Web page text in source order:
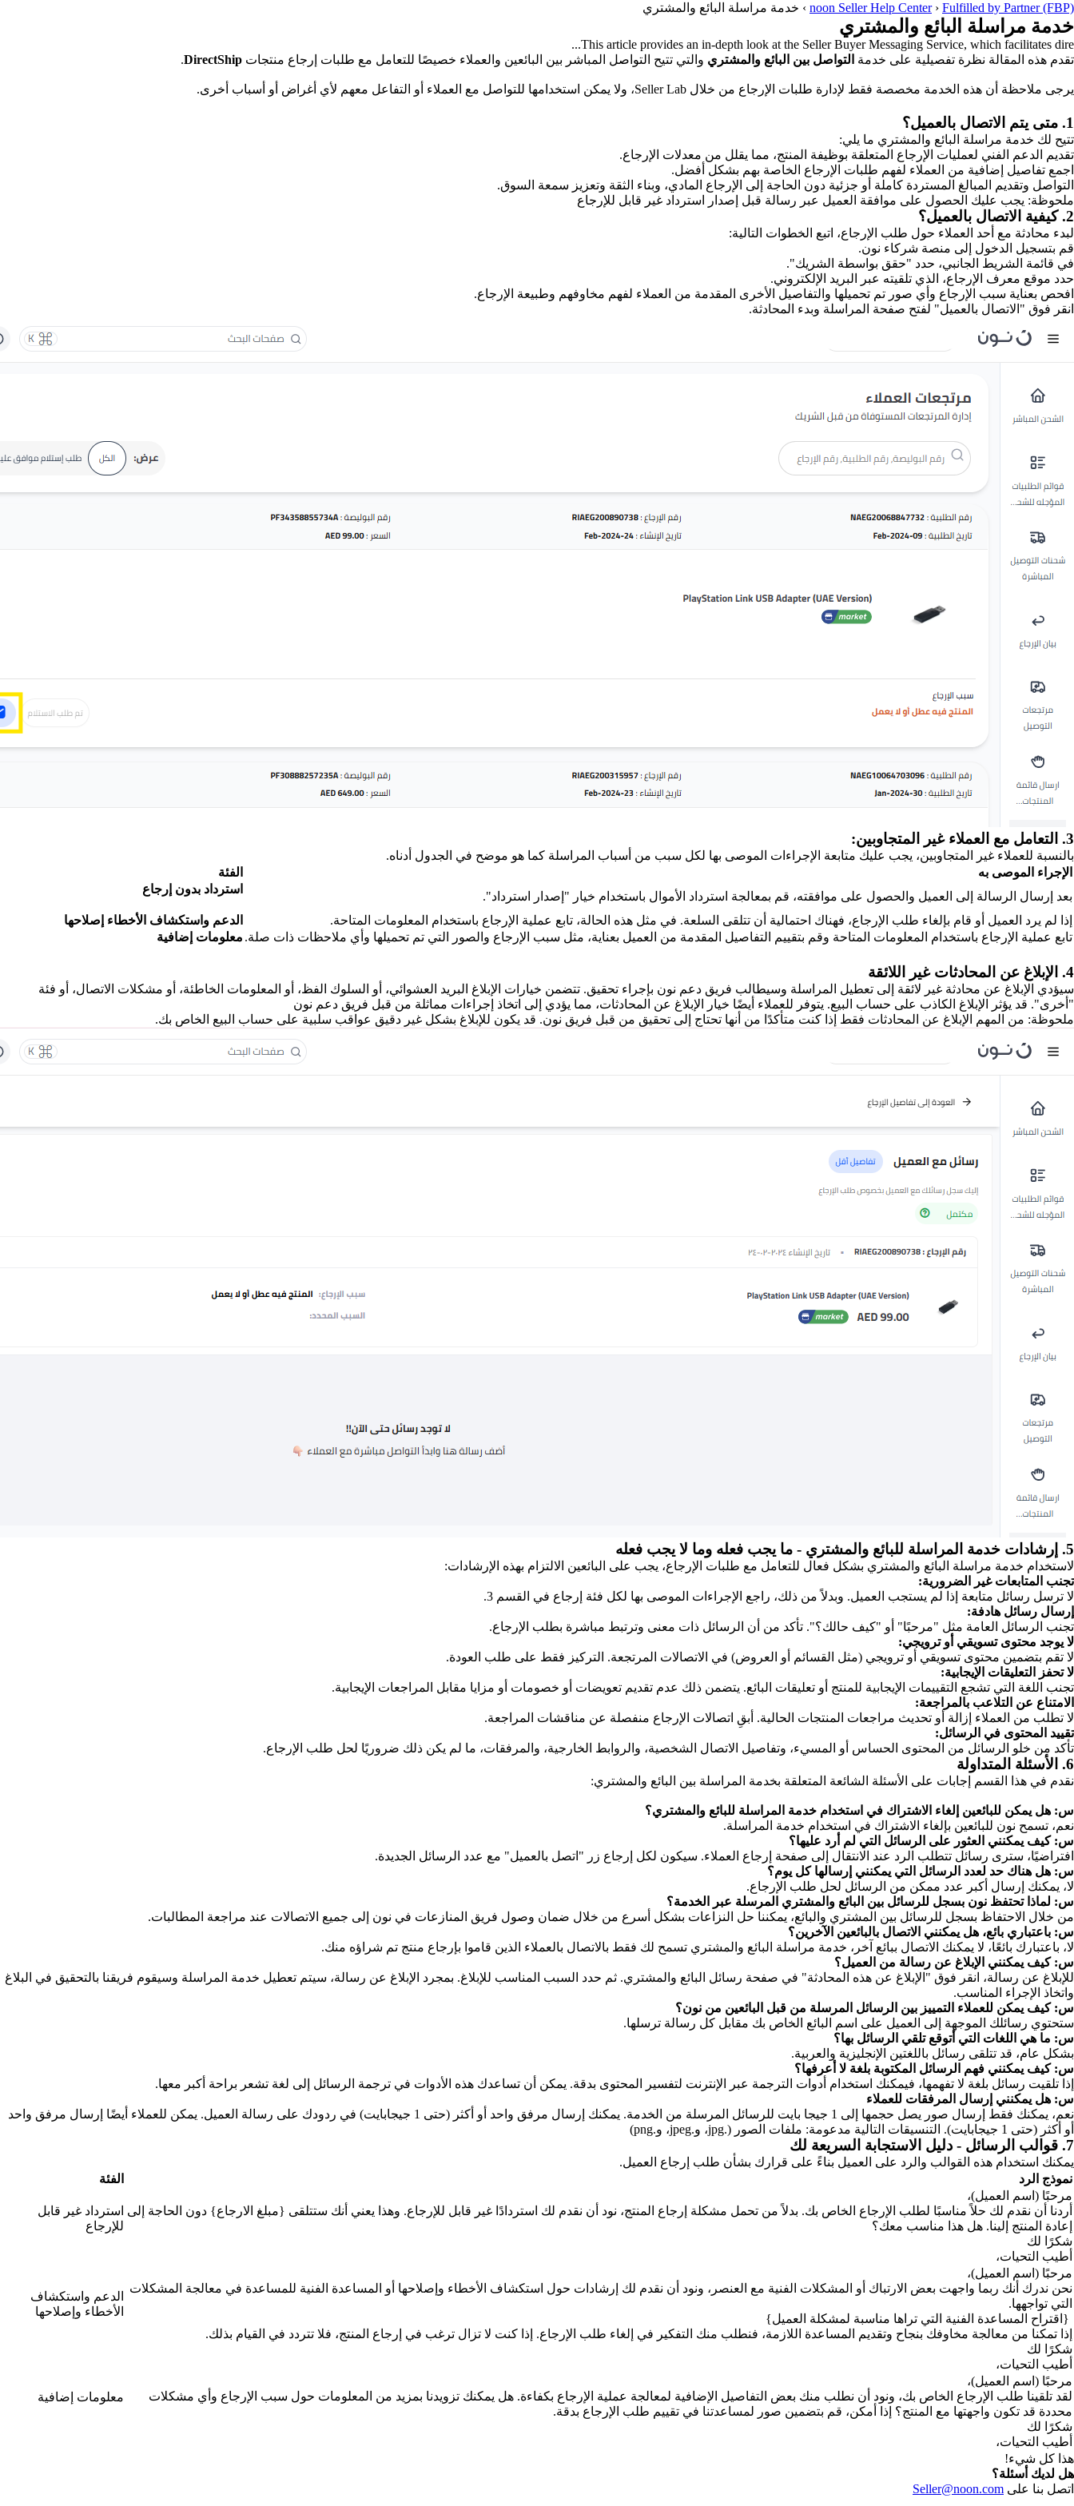
noon Seller Help Center› Fulfilled by Partner (FBP)
› خدمة مراسلة البائع والمشتري
خدمة مراسلة البائع والمشتري
This article provides an in-depth look at the Seller Buyer Messaging Service, which facilitates dire...
تقدم هذه المقالة نظرة تفصيلية على خدمة التواصل بين البائع والمشتري والتي تتيح التواصل المباشر بين البائعين والعملاء خصيصًا للتعامل مع طلبات إرجاع منتجات DirectShip
.
يرجى ملاحظة أن هذه الخدمة مخصصة فقط لإدارة طلبات الإرجاع من خلال Seller Lab، ولا يمكن استخدامها للتواصل مع العملاء أو التفاعل معهم لأي أغراض أو أسباب أخرى.
1. متى يتم الاتصال بالعميل؟
تتيح لك خدمة مراسلة البائع والمشتري ما يلي:
تقديم الدعم الفني لعمليات الإرجاع المتعلقة بوظيفة المنتج، مما يقلل من معدلات الإرجاع.
اجمع تفاصيل إضافية من العملاء لفهم طلبات الإرجاع الخاصة بهم بشكل أفضل.
التواصل وتقديم المبالغ المستردة كاملة أو جزئية دون الحاجة إلى الإرجاع المادي، وبناء الثقة وتعزيز سمعة السوق.
ملحوظة: يجب عليك الحصول على موافقة العميل عبر رسالة قبل إصدار استرداد غير قابل للإرجاع
2. كيفية الاتصال بالعميل؟
لبدء محادثة مع أحد العملاء حول طلب الإرجاع، اتبع الخطوات التالية:
قم بتسجيل الدخول إلى منصة شركاء نون.
في قائمة الشريط الجانبي، حدد "حقق بواسطة الشريك".
حدد موقع معرف الإرجاع، الذي تلقيته عبر البريد الإلكتروني.
افحص بعناية سبب الإرجاع وأي صور تم تحميلها والتفاصيل الأخرى المقدمة من العملاء لفهم مخاوفهم وطبيعة الإرجاع.
انقر فوق "الاتصال بالعميل" لفتح صفحة المراسلة وبدء المحادثة.
3. التعامل مع العملاء غير المتجاوبين:
بالنسبة للعملاء غير المتجاوبين، يجب عليك متابعة الإجراءات الموصى بها لكل سبب من أسباب المراسلة كما هو موضح في الجدول أدناه.
الإجراء الموصى به
الفئة
بعد إرسال الرسالة إلى العميل والحصول على موافقته، قم بمعالجة استرداد الأموال باستخدام خيار "إصدار استرداد".
استرداد بدون إرجاع
إذا لم يرد العميل أو قام بإلغاء طلب الإرجاع، فهناك احتمالية أن تتلقى السلعة. في مثل هذه الحالة، تابع عملية الإرجاع باستخدام المعلومات المتاحة.
الدعم واستكشاف الأخطاء إصلاحها
تابع عملية الإرجاع باستخدام المعلومات المتاحة وقم بتقييم التفاصيل المقدمة من العميل بعناية، مثل سبب الإرجاع والصور التي تم تحميلها وأي ملاحظات ذات صلة. معلومات إضافية
4. الإبلاغ عن المحادثات غير اللائقة
سيؤدي الإبلاغ عن محادثة غير لائقة إلى تعطيل المراسلة وسيطالب فريق دعم نون بإجراء تحقيق. تتضمن خيارات الإبلاغ البريد العشوائي، أو السلوك الفظ، أو المعلومات الخاطئة، أو مشكلات الاتصال، أو فئة
"أخرى". قد يؤثر الإبلاغ الكاذب على حساب البيع. يتوفر للعملاء أيضًا خيار الإبلاغ عن المحادثات، مما يؤدي إلى اتخاذ إجراءات مماثلة من قبل فريق دعم نون
ملحوظة: من المهم الإبلاغ عن المحادثات فقط إذا كنت متأكدًا من أنها تحتاج إلى تحقيق من قبل فريق نون. قد يكون للإبلاغ بشكل غير دقيق عواقب سلبية على حساب البيع الخاص بك.
5. إرشادات خدمة المراسلة للبائع والمشتري - ما يجب فعله وما لا يجب فعله
لاستخدام خدمة مراسلة البائع والمشتري بشكل فعال للتعامل مع طلبات الإرجاع، يجب على البائعين الالتزام بهذه الإرشادات:
تجنب المتابعات غير الضرورية:
لا ترسل رسائل متابعة إذا لم يستجب العميل. وبدلاً من ذلك، راجع الإجراءات الموصى بها لكل فئة إرجاع في القسم 3.
إرسال رسائل هادفة:
تجنب الرسائل العامة مثل "مرحبًا" أو "كيف حالك؟". تأكد من أن الرسائل ذات معنى وترتبط مباشرة بطلب الإرجاع.
لا يوجد محتوى تسويقي أو ترويجي:
لا تقم بتضمين محتوى تسويقي أو ترويجي (مثل القسائم أو العروض) في الاتصالات المرتجعة. التركيز فقط على طلب العودة.
لا تحفز التعليقات الإيجابية:
تجنب اللغة التي تشجع التقييمات الإيجابية للمنتج أو تعليقات البائع. يتضمن ذلك عدم تقديم تعويضات أو خصومات أو مزايا مقابل المراجعات الإيجابية.
الامتناع عن التلاعب بالمراجعة:
لا تطلب من العملاء إزالة أو تحديث مراجعات المنتجات الحالية. أبقِ اتصالات الإرجاع منفصلة عن مناقشات المراجعة.
تقييد المحتوى في الرسائل:
تأكد من خلو الرسائل من المحتوى الحساس أو المسيء، وتفاصيل الاتصال الشخصية، والروابط الخارجية، والمرفقات، ما لم يكن ذلك ضروريًا لحل طلب الإرجاع.
6. الأسئلة المتداولة
نقدم في هذا القسم إجابات على الأسئلة الشائعة المتعلقة بخدمة المراسلة بين البائع والمشتري:
س: هل يمكن للبائعين إلغاء الاشتراك في استخدام خدمة المراسلة للبائع والمشتري؟
نعم، تسمح نون للبائعين بإلغاء الاشتراك في استخدام خدمة المراسلة.
س: كيف يمكنني العثور على الرسائل التي لم أرد عليها؟
افتراضيًا، سترى رسائل تتطلب الرد عند الانتقال إلى صفحة إرجاع العملاء. سيكون لكل إرجاع زر "اتصل بالعميل" مع عدد الرسائل الجديدة.
س: هل هناك حد لعدد الرسائل التي يمكنني إرسالها كل يوم؟
لا، يمكنك إرسال أكبر عدد ممكن من الرسائل لحل طلب الإرجاع.
س: لماذا تحتفظ نون بسجل للرسائل بين البائع والمشتري المرسلة عبر الخدمة؟
من خلال الاحتفاظ بسجل للرسائل بين المشتري والبائع، يمكننا حل النزاعات بشكل أسرع من خلال ضمان وصول فريق المنازعات في نون إلى جميع الاتصالات عند مراجعة المطالبات.
س: باعتباري بائع، هل يمكنني الاتصال بالبائعين الآخرين؟
لا، باعتبارك بائعًا، لا يمكنك الاتصال ببائع آخر، خدمة مراسلة البائع والمشتري تسمح لك فقط بالاتصال بالعملاء الذين قاموا بإرجاع منتج تم شراؤه منك.
س: كيف يمكنني الإبلاغ عن رسالة من العميل؟
للإبلاغ عن رسالة، انقر فوق "الإبلاغ عن هذه المحادثة" في صفحة رسائل البائع والمشتري. ثم حدد السبب المناسب للإبلاغ. بمجرد الإبلاغ عن رسالة، سيتم تعطيل خدمة المراسلة وسيقوم فريقنا بالتحقيق في البلاغ
واتخاذ الإجراء المناسب.
س: كيف يمكن للعملاء التمييز بين الرسائل المرسلة من قبل البائعين من نون؟
ستحتوي رسائلك الموجهة إلى العميل على اسم البائع الخاص بك مقابل كل رسالة ترسلها.
س: ما هي اللغات التي أتوقع تلقي الرسائل بها؟
بشكل عام، قد تتلقى رسائل باللغتين الإنجليزية والعربية.
س: كيف يمكنني فهم الرسائل المكتوبة بلغة لا أعرفها؟
إذا تلقيت رسائل بلغة لا تفهمها، فيمكنك استخدام أدوات الترجمة عبر الإنترنت لتفسير المحتوى بدقة. يمكن أن تساعدك هذه الأدوات في ترجمة الرسائل إلى لغة تشعر براحة أكبر معها.
س: هل يمكنني إرسال المرفقات للعملاء
نعم، يمكنك فقط إرسال صور يصل حجمها إلى 1 جيجا بايت للرسائل المرسلة من الخدمة. يمكنك إرسال مرفق واحد أو أكثر (حتى 1 جيجابايت) في ردودك على رسالة العميل. يمكن للعملاء أيضًا إرسال مرفق واحد
أو أكثر (حتى 1 جيجابايت). التنسيقات التالية مدعومة: ملفات الصور (.jpg، و.jpeg، و.png)
7. قوالب الرسائل - دليل الاستجابة السريعة لك
يمكنك استخدام هذه القوالب والرد على العميل بناءً على قرارك بشأن طلب إرجاع العميل.
نموذج الرد
الفئة
مرحبًا (اسم العميل)،
أردنا أن نقدم لك حلاً مناسبًا لطلب الإرجاع الخاص بك. بدلاً من تحمل مشكلة إرجاع المنتج، نود أن نقدم لك استردادًا غير قابل للإرجاع. وهذا يعني أنك ستتلقى {مبلغ الارجاع} دون الحاجة إلى
إعادة المنتج إلينا. هل هذا مناسب معك؟
شكرًا لك
أطيب التحيات،
استرداد غير قابل
للإرجاع
مرحبًا (اسم العميل)،
نحن ندرك أنك ربما واجهت بعض الارتباك أو المشكلات الفنية مع العنصر، ونود أن نقدم لك إرشادات حول استكشاف الأخطاء وإصلاحها أو المساعدة الفنية للمساعدة في معالجة المشكلات
التي تواجهها.
{اقتراح المساعدة الفنية التي تراها مناسبة لمشكلة العميل}
إذا تمكنا من معالجة مخاوفك بنجاح وتقديم المساعدة اللازمة، فنطلب منك التفكير في إلغاء طلب الإرجاع. إذا كنت لا تزال ترغب في إرجاع المنتج، فلا تتردد في القيام بذلك.
شكرًا لك
أطيب التحيات،
الدعم واستكشاف
الأخطاء وإصلاحها
مرحبًا (اسم العميل)،
لقد تلقينا طلب الإرجاع الخاص بك، ونود أن نطلب منك بعض التفاصيل الإضافية لمعالجة عملية الإرجاع بكفاءة. هل يمكنك تزويدنا بمزيد من المعلومات حول سبب الإرجاع وأي مشكلات
محددة قد تكون واجهتها مع المنتج؟ إذا أمكن، قم بتضمين صور لمساعدتنا في تقييم طلب الإرجاع بدقة.
شكرًا لك
أطيب التحيات،
معلومات إضافية
هذا كل شيء!
هل لديك أسئلة؟
اتصل بنا على Seller@noon.com